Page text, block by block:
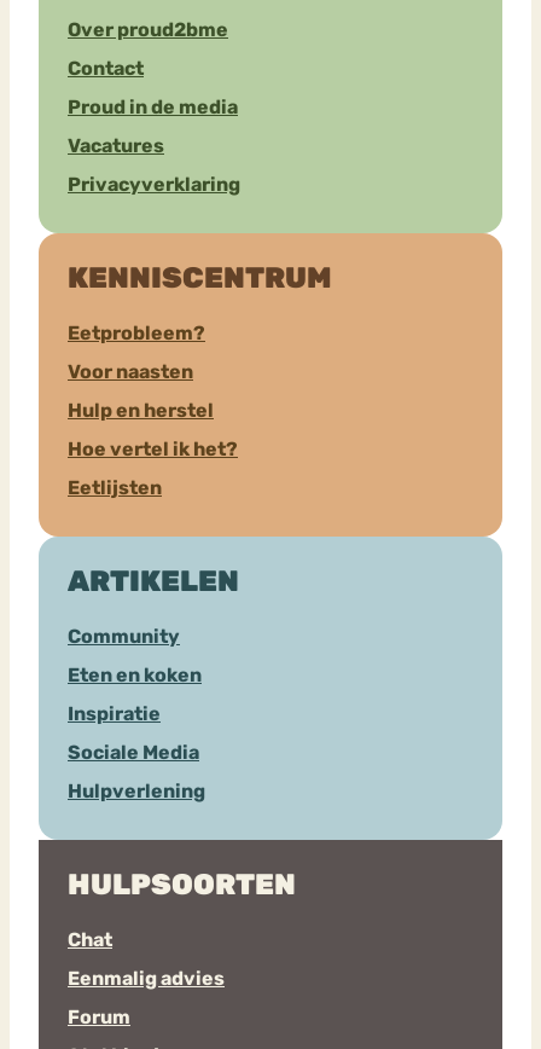
Over proud2bme
Contact
Proud in de media
Vacatures
Privacyverklaring
KENNISCENTRUM
Eetprobleem?
Voor naasten
Hulp en herstel
Hoe vertel ik het?
Eetlijsten
ARTIKELEN
Community
Eten en koken
Inspiratie
Sociale Media
Hulpverlening
HULPSOORTEN
Chat
Eenmalig advies
Forum